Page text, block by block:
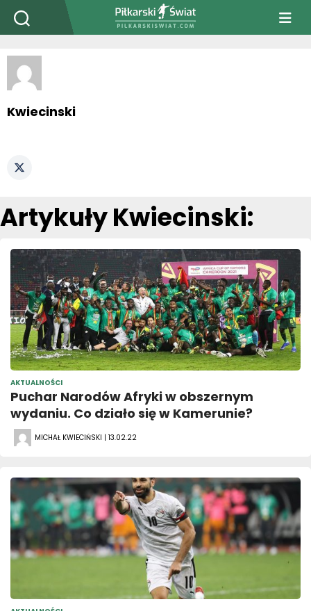
PiłkarskiSwiat.com
Kwiecinski
Artykuły Kwiecinski:
AKTUALNOŚCI
Puchar Narodów Afryki w obszernym
wydaniu. Co działo się w Kamerunie?
MICHAŁ KWIECIŃSKI | 13.02.22